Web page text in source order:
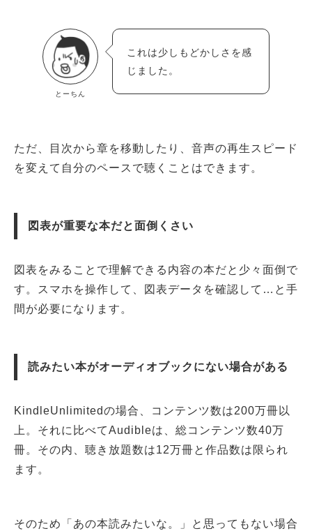
とーちん
これは少しもどかしさを感
じました。
ただ、目次から章を移動したり、音声の再生スピード
を変えて自分のペースで聴くことはできます。
図表が重要な本だと面倒くさい
図表をみることで理解できる内容の本だと少々面倒で
す。スマホを操作して、図表データを確認して…と手
間が必要になります。
読みたい本がオーディオブックにない場合がある
KindleUnlimitedの場合、コンテンツ数は200万冊以
上。それに比べてAudibleは、総コンテンツ数40万
冊。その内、聴き放題数は12万冊と作品数は限られ
ます。
そのため「あの本読みたいな。」と思ってもない場合